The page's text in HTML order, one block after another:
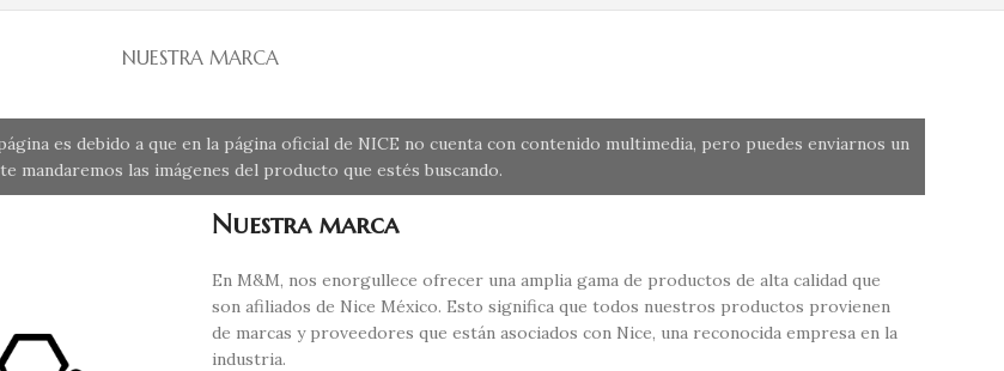
NUESTRA MARCA
es debido a que en la página oficial de NICE no cuenta con contenido multimedia, pero puedes enviarnos un
mandaremos las imágenes del producto que estés buscando.
Nuestra marca
En M&M, nos enorgullece ofrecer una amplia gama de productos de alta calidad que
son afiliados de Nice México. Esto significa que todos nuestros productos provienen
de marcas y proveedores que están asociados con Nice, una reconocida empresa en la
industria.